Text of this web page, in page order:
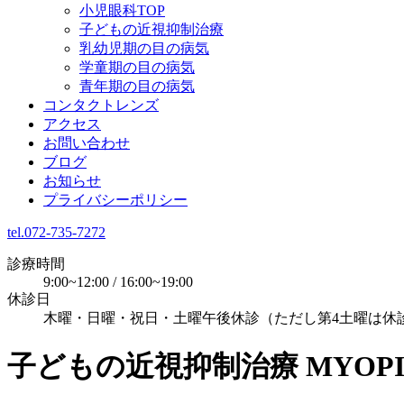
小児眼科TOP
子どもの近視抑制治療
乳幼児期の目の病気
学童期の目の病気
青年期の目の病気
コンタクトレンズ
アクセス
お問い合わせ
ブログ
お知らせ
プライバシーポリシー
tel.072-735-7272
診療時間
9:00~12:00 / 16:00~19:00
休診日
木曜・日曜・祝日・土曜午後休診（ただし第4土曜は休
子どもの近視抑制治療